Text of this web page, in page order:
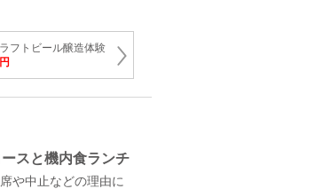
フトビール醸造体験
スと機内食ランチ
や中止などの理由に